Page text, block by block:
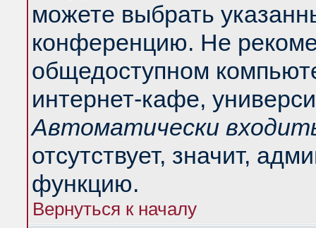
можете выбрать
конференцию. Не
общедоступном
интернет-кафе,
Автоматически
отсутствует, значит,
функцию.
Вернуться к началу